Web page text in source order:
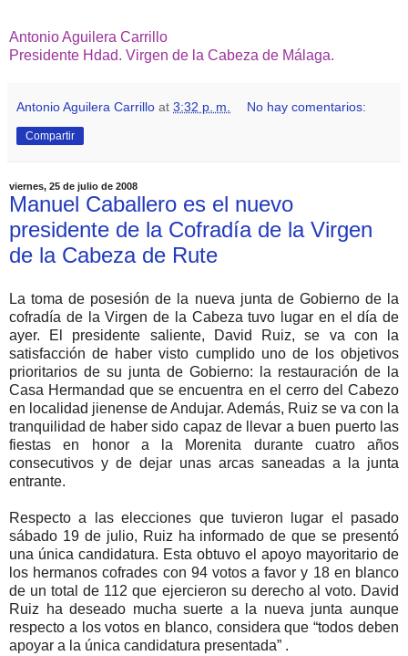
Antonio Aguilera Carrillo
Presidente Hdad. Virgen de la Cabeza de Málaga.
Antonio Aguilera Carrillo at 3:32 p. m. No hay comentarios:
Compartir
viernes, 25 de julio de 2008
Manuel Caballero es el nuevo
presidente de la Cofradía de la Virgen
de la Cabeza de Rute
La toma de posesión de la nueva junta de Gobierno de la
cofradía de la Virgen de la Cabeza tuvo lugar en el día de
ayer. El presidente saliente, David Ruiz, se va con la
satisfacción de haber visto cumplido uno de los objetivos
prioritarios de su junta de Gobierno: la restauración de la
Casa Hermandad que se encuentra en el cerro del Cabezo
en localidad jienense de Andujar. Además, Ruiz se va con la
tranquilidad de haber sido capaz de llevar a buen puerto las
fiestas en honor a la Morenita durante cuatro años
consecutivos y de dejar unas arcas saneadas a la junta
entrante.
Respecto a las elecciones que tuvieron lugar el pasado
sábado 19 de julio, Ruiz ha informado de que se presentó
una única candidatura. Esta obtuvo el apoyo mayoritario de
los hermanos cofrades con 94 votos a favor y 18 en blanco
de un total de 112 que ejercieron su derecho al voto. David
Ruiz ha deseado mucha suerte a la nueva junta aunque
respecto a los votos en blanco, considera que “todos deben
apoyar a la única candidatura presentada” .